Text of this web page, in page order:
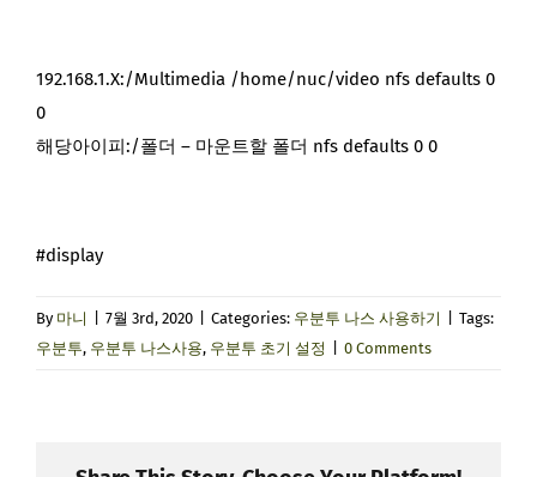
192.168.1.X:/Multimedia /home/nuc/video nfs defaults 0
0
해당아이피:/폴더 – 마운트할 폴더 nfs defaults 0 0
#display
By 마니 7월 3rd, 2020 Categories: 우분투 나스 사용하기
Tags:
우분투, 우분투 나스사용, 우분투 초기 설정 0 Comments